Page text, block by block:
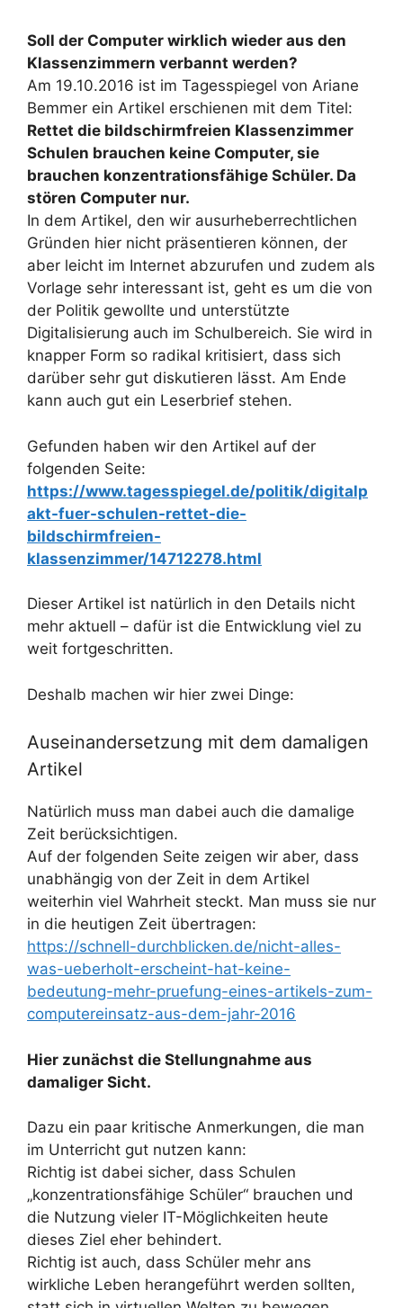
Soll der Computer wirklich wieder aus den
Klassenzimmern verbannt werden?
Am 19.10.2016 ist im Tagesspiegel von Ariane
Bemmer ein Artikel erschienen mit dem Titel:
Rettet die bildschirmfreien Klassenzimmer
Schulen brauchen keine Computer, sie
brauchen konzentrationsfähige Schüler. Da
stören Computer nur.
In dem Artikel, den wir ausurheberrechtlichen
Gründen hier nicht präsentieren können, der
aber leicht im Internet abzurufen und zudem als
Vorlage sehr interessant ist, geht es um die von
der Politik gewollte und unterstützte
Digitalisierung auch im Schulbereich. Sie wird in
knapper Form so radikal kritisiert, dass sich
darüber sehr gut diskutieren lässt. Am Ende
kann auch gut ein Leserbrief stehen.
Gefunden haben wir den Artikel auf der
folgenden Seite:
https://www.tagesspiegel.de/politik/digitalp
akt-fuer-schulen-rettet-die-
bildschirmfreien-
klassenzimmer/14712278.html
Dieser Artikel ist natürlich in den Details nicht
mehr aktuell – dafür ist die Entwicklung viel zu
weit fortgeschritten.
Deshalb machen wir hier zwei Dinge:
Auseinandersetzung mit dem damaligen
Artikel
Natürlich muss man dabei auch die damalige
Zeit berücksichtigen.
Auf der folgenden Seite zeigen wir aber, dass
unabhängig von der Zeit in dem Artikel
weiterhin viel Wahrheit steckt. Man muss sie nur
in die heutigen Zeit übertragen:
https://schnell-durchblicken.de/nicht-alles-
was-ueberholt-erscheint-hat-keine-
bedeutung-mehr-pruefung-eines-artikels-zum-
computereinsatz-aus-dem-jahr-2016
Hier zunächst die Stellungnahme aus
damaliger Sicht.
Dazu ein paar kritische Anmerkungen, die man
im Unterricht gut nutzen kann:
Richtig ist dabei sicher, dass Schulen
„konzentrationsfähige Schüler“ brauchen und
die Nutzung vieler IT-Möglichkeiten heute
dieses Ziel eher behindert.
Richtig ist auch, dass Schüler mehr ans
wirkliche Leben herangeführt werden sollten,